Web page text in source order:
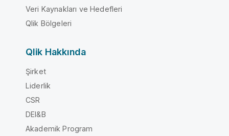
Veri Kaynakları ve Hedefleri
Qlik Bölgeleri
Qlik Hakkında
Şirket
Liderlik
CSR
DEI&B
Akademik Program